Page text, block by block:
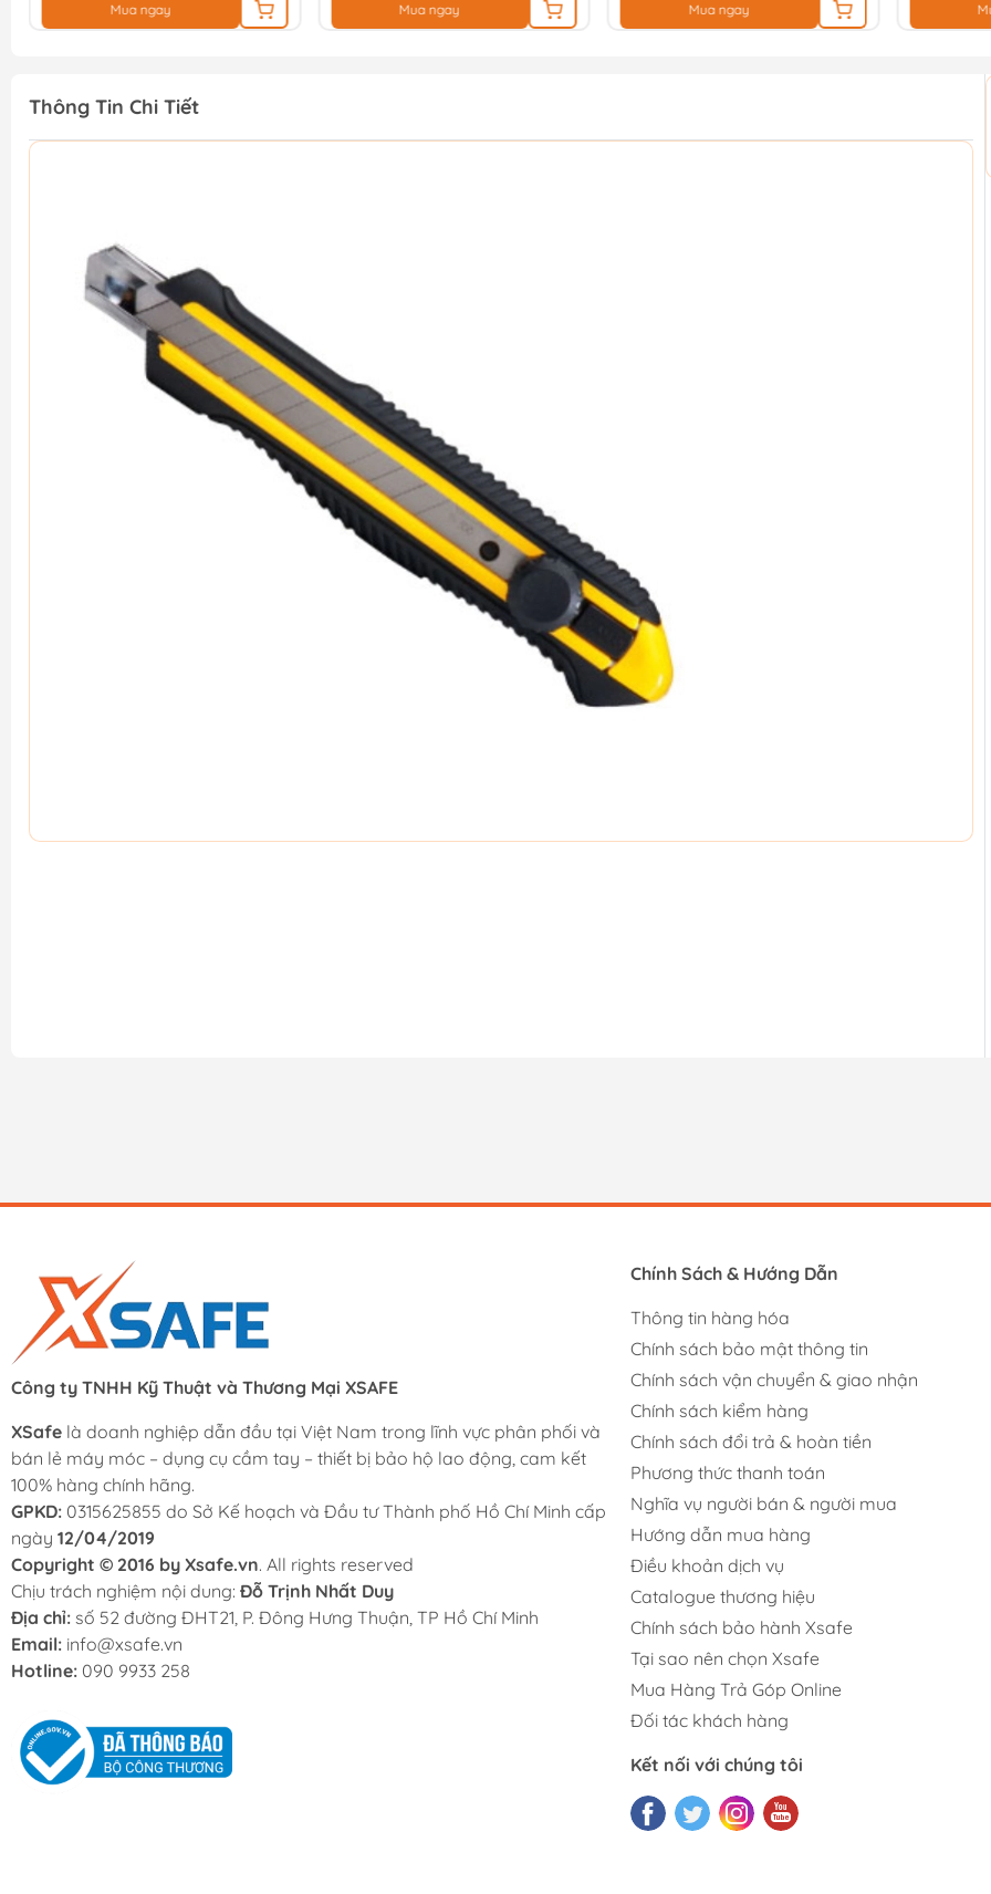
Mua ngay Mua ngay Mua ngay
Thông Tin Chi Tiết
Công ty TNHH Kỹ Thuật và Thương Mại XSAFE
XSafe là doanh nghiệp dẫn đầu tại Việt Nam trong lĩnh vực phân phối và
bán lẻ máy móc – dụng cụ cầm tay – thiết bị bảo hộ lao động, cam kết
100% hàng chính hãng.
GPKD: 0315625855 do Sở Kế hoạch và Đầu tư Thành phố Hồ Chí Minh cấp
ngày 12/04/2019
Copyright © 2016 by Xsafe.vn. All rights reserved
Chịu trách nghiệm nội dung: Đỗ Trịnh Nhất Duy
Địa chỉ: số 52 đường ĐHT21, P. Đông Hưng Thuận, TP Hồ Chí Minh
Email: info@xsafe.vn
Hotline: 090 9933 258
Chính Sách & Hướng Dẫn
Thông tin hàng hóa
Chính sách bảo mật thông tin
Chính sách vận chuyển & giao nhận
Chính sách kiểm hàng
Chính sách đổi trả & hoàn tiền
Phương thức thanh toán
Nghĩa vụ người bán & người mua
Hướng dẫn mua hàng
Điều khoản dịch vụ
Catalogue thương hiệu
Chính sách bảo hành Xsafe
Tại sao nên chọn Xsafe
Mua Hàng Trả Góp Online
Đối tác khách hàng
Kết nối với chúng tôi